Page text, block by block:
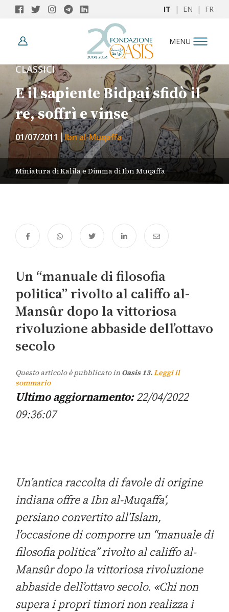
IT | EN | FR
MENU
CLASSICI
E il sapiente Bidpai sfidò il
re, soffrì e vinse
01/07/2011 Ibn al-Muqaffa
Miniatura di Kalila e Dimma di Ibn Muqaffa
Un “manuale di filosofia
politica” rivolto al califfo al-
Mansûr dopo la vittoriosa
rivoluzione abbaside dell’ottavo
secolo
Questo articolo è pubblicato in Oasis 13.Leggi il
sommario
Ultimo aggiornamento:22/04/2022
09:36:07
Un’antica raccolta di favole di origine
indiana offre a Ibn al-Muqaffa‘,
persiano convertito all’Islam,
l’occasione di comporre un “manuale di
filosofia politica” rivolto al califfo al-
Mansûr dopo la vittoriosa rivoluzione
abbaside dell’ottavo secolo. «Chi non
supera i propri timori non realizza i